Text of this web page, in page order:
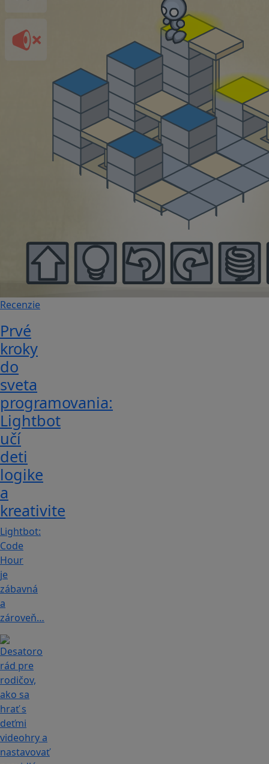
Recenzie
Prvé
kroky
do
sveta
programovania:
Lightbot
učí
deti
logike
a
kreativite
Lightbot:
Code
Hour
je
zábavná
a
zároveň…